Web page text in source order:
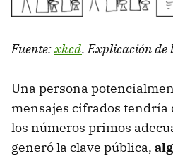
Fuente:xkcd. Explicación
Una persona
mensajes cifrados
los números primos
generó la clave pública,